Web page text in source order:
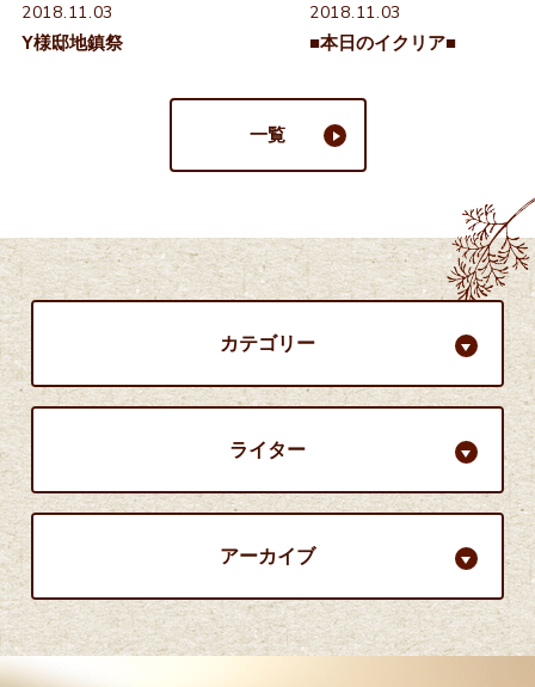
2018.11.03
Y様邸地鎮祭
2018.11.03
■本日のイクリア■
一覧
カテゴリー
ライター
アーカイブ